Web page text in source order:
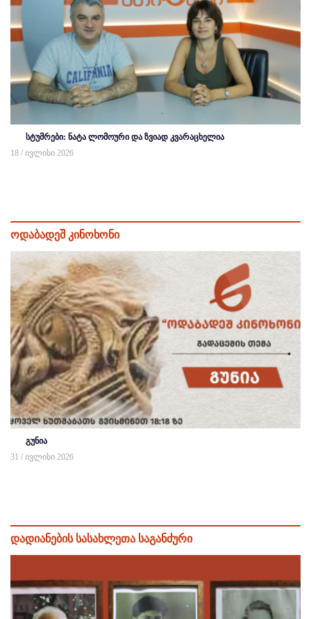
სტუმრები: ნატა ლომოური და ზვიად კვარაცხელია
18 / ივლისი 2026
ოდაბადეშ კინოხონი
გუნია
31 / ივლისი 2026
დადიანების სასახლეთა საგანძური